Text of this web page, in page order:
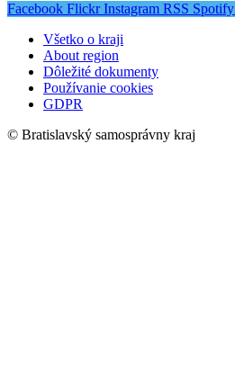
Facebook Flickr Instagram RSS Spotify
Všetko o kraji
About region
Dôležité dokumenty
Používanie cookies
GDPR
© Bratislavský samosprávny kraj